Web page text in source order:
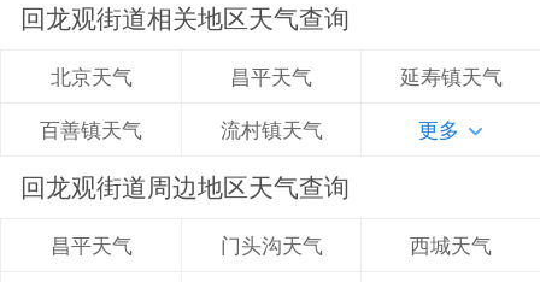
回龙观街道相关地区天气查询
北京天气 昌平天气 延寿镇天气
百善镇天气 流村镇天气 更多
回龙观街道周边地区天气查询
昌平天气 门头沟天气 西城天气